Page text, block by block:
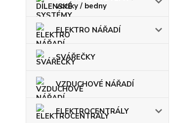
vozíky / bedny
ELEKTRO NÁŘADÍ
SVÁŘEČKY
VZDUCHOVÉ NÁŘADÍ
ELEKTROCENTRÁLY